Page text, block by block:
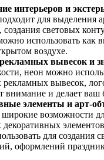
интерьеров и
для выделения
создания световых
использовать как
воздухе.
вывесок и
неон можно
рекламных вывесок,
внимание и делает ваш
элементы и арт-
широкие возможности
для создания
оформлений